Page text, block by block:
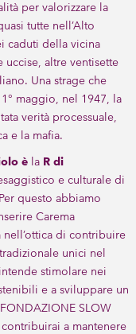
per valorizzare la
tutte nell’Alto
caduti della vicina
altre ventisette
Una strage che
maggio, nel 1947, la
verità processuale,
e la mafia.
è la R di
e culturale di
questo abbiamo
Carema
di contribuire
unici nel
stimolare nei
e a sviluppare un
SLOW
a mantenere